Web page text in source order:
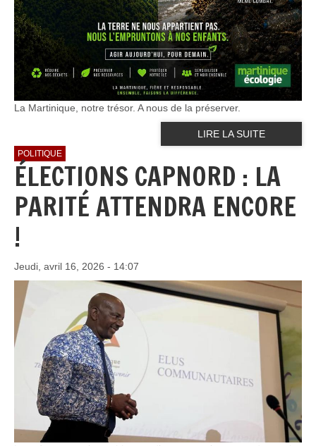
La Martinique, notre trésor. A nous de la préserver.
LIRE LA SUITE
POLITIQUE
ÉLECTIONS CAPNORD : LA
PARITÉ ATTENDRA ENCORE
!
Jeudi, avril 16, 2026 - 14:07